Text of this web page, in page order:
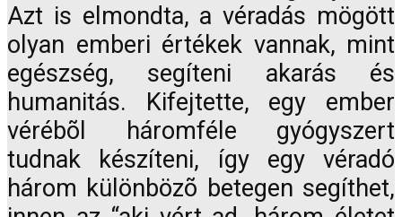
Azt is elmondta, a véradás mögött
olyan emberi értékek vannak, mint
egészség, segíteni akarás és
humanitás. Kifejtette, egy ember
vérébõl háromféle gyógyszert
tudnak készíteni, így egy véradó
három különbözõ betegen segíthet,